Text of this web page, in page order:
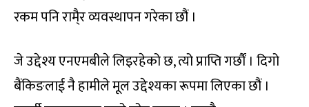
रकम पनि रामै्र व्यवस्थापन गरेका छौं ।
जे उद्देश्य एनएमबीले लिइरहेको छ, त्यो प्राप्ति गर्छौं । दिगो
बैंकिङलाई नै हामीले मूल उद्देश्यका रूपमा लिएका छौं ।